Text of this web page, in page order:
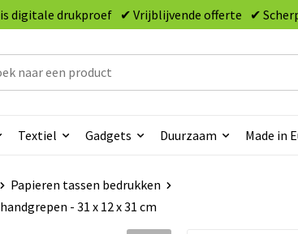
digitale drukproef ✔ Vrijblijvende offerte ✔
Textiel Gadgets Duurzaam Made in
Papieren tassen bedrukken
- 31 x 12 x 31 cm